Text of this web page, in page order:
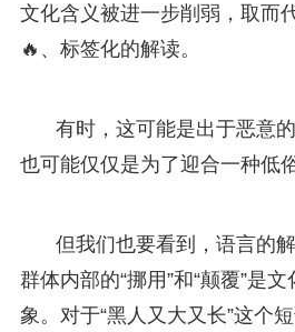
文化含义被进一步削弱，取而
🔥、标签化的解读。
有时，这可能是出于恶意
也可能仅仅是为了迎合一种低
但我们也要看到，语言的
群体内部的“挪用”和“颠覆”是
象。对于“黑人又大又长”这个